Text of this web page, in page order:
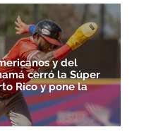
y del
cerró la Súper
Rico y pone la